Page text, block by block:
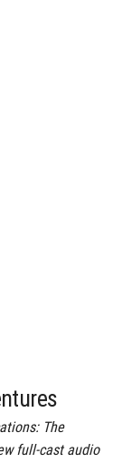
The
full-cast audio